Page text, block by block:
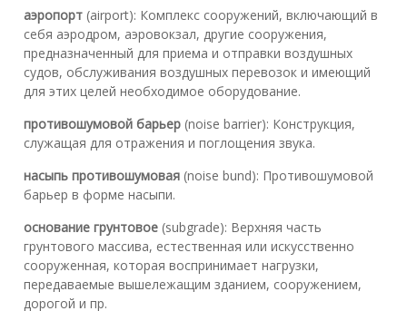
аэропорт (airport): Комплекс сооружений, включающий в
себя аэродром, аэровокзал, другие сооружения,
предназначенный для приема и отправки воздушных
судов, обслуживания воздушных перевозок и имеющий
для этих целей необходимое оборудование.
противошумовой барьер (noise barrier): Конструкция,
служащая для отражения и поглощения звука.
насыпь противошумовая (noise bund): Противошумовой
барьер в форме насыпи.
основание грунтовое (subgrade): Верхняя часть
грунтового массива, естественная или искусственно
сооруженная, которая воспринимает нагрузки,
передаваемые вышележащим зданием, сооружением,
дорогой и пр.